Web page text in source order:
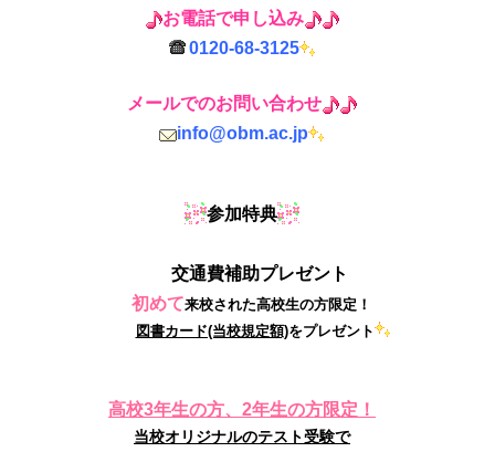
お電話で申し込み
0120-68-3125
メールでのお問い合わせ
info@obm.ac.jp
参加特典
交通費補助プレゼント
初めて来校された高校生の方限定！
図書カード(当校規定額)をプレゼント
高校3年生の方、2年生の方限定！
当校オリジナルのテスト受験で